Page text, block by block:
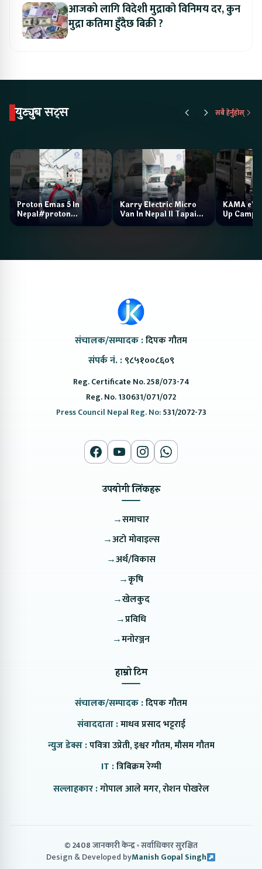
आजको लागि विदेशी मुद्राको विनिमय दर, कुन
मुद्रा कतिमा हुँदैछ बिक्री ?
युट्युब सट्स सबै हेर्नुहोस्
Proton Emas 5 In
Nepal#proton
#protonemas5#protonnepal#evcarnepal
Karry Electric Micro
Van In Nepal II Tapaiko
Bazar II Jankari
KAMA eV
Up Camp
संचालक/सम्पादक :दिपक गौतम
संपर्क नं. : ९८५१००८६०९
Reg. Certificate No. 258/073-74
Reg. No. 130631/071/072
Press Council Nepal Reg. No:531/2072-73
उपयोगी लिंकहरु
→समाचार
→अटो मोवाइल्स
→अर्थ/विकास
→कृषि
→खेलकुद
→प्रविधि
→मनोरञ्जन
हाम्रो टिम
संचालक/सम्पादक :दिपक गौतम
संवाददाता :माधव प्रसाद भट्टराई
न्युज डेक्स :पवित्रा उप्रेती, इश्वर गौतम, मौसम गौतम
IT :त्रिबिक्रम रेग्मी
सल्लाहकार :गोपाल आले मगर, रोशन पोखरेल
© 2408 जानकारी केन्द्र सर्वाधिकार सुरक्षित
Design & Developed byManish Gopal Singh